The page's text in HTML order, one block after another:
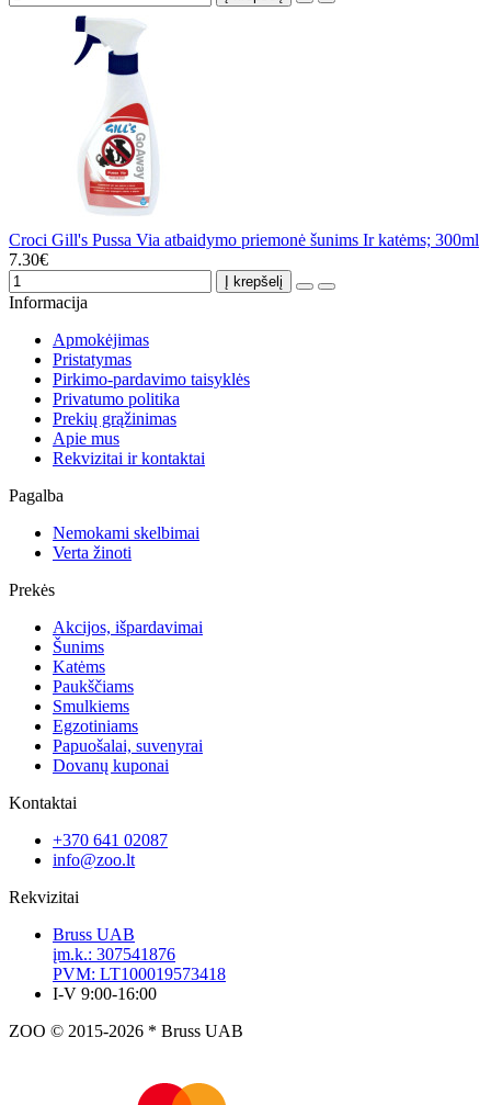
Croci Gill's Pussa Via atbaidymo priemonė šunims Ir katėms; 300ml
7.30€
Į krepšelį
Informacija
Apmokėjimas
Pristatymas
Pirkimo-pardavimo taisyklės
Privatumo politika
Prekių grąžinimas
Apie mus
Rekvizitai ir kontaktai
Pagalba
Nemokami skelbimai
Verta žinoti
Prekės
Akcijos, išpardavimai
Šunims
Katėms
Paukščiams
Smulkiems
Egzotiniams
Papuošalai, suvenyrai
Dovanų kuponai
Kontaktai
+370 641 02087
info@zoo.lt
Rekvizitai
Bruss UAB
įm.k.: 307541876
PVM: LT100019573418
I-V 9:00-16:00
ZOO © 2015-2026 * Bruss UAB